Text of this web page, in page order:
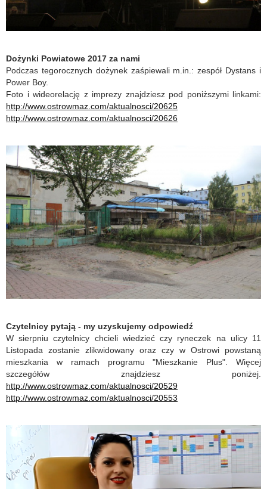
Dożynki Powiatowe 2017 za nami
Podczas tegorocznych dożynek zaśpiewali m.in.: zespół Dystans i
Power Boy.
Foto i wideorelację z imprezy znajdziesz pod poniższymi linkami:
http://www.ostrowmaz.com/aktualnosci/20625
http://www.ostrowmaz.com/aktualnosci/20626
Czytelnicy pytają - my uzyskujemy odpowiedź
W sierpniu czytelnicy chcieli wiedzieć czy ryneczek na ulicy 11
Listopada zostanie zlikwidowany oraz czy w Ostrowi powstaną
mieszkania w ramach programu "Mieszkanie Plus". Więcej
szczegółów znajdziesz poniżej.
http://www.ostrowmaz.com/aktualnosci/20529
http://www.ostrowmaz.com/aktualnosci/20553